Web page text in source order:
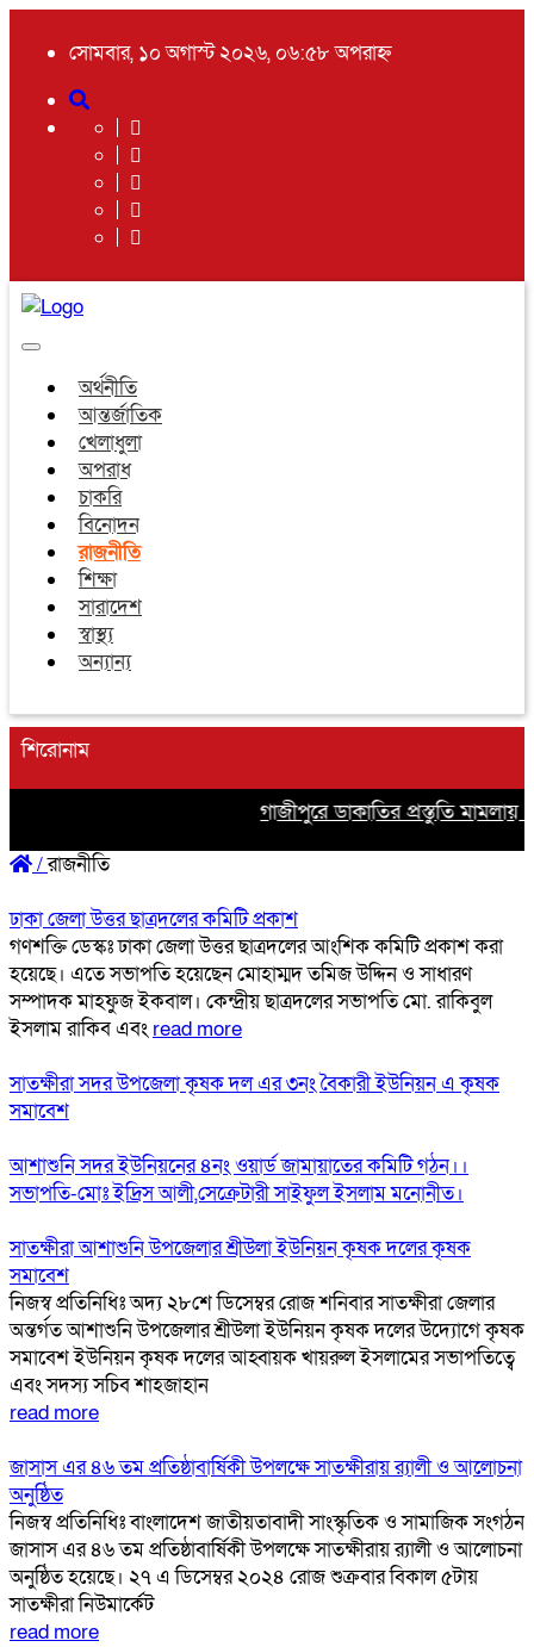
সোমবার, ১০ অগাস্ট ২০২৬, ০৬:৫৮ অপরাহ্ন
Toggle
navigation
অর্থনীতি
আন্তর্জাতিক
খেলাধুলা
অপরাধ
চাকরি
বিনোদন
রাজনীতি
শিক্ষা
সারাদেশ
স্বাস্থ্য
অন্যান্য
শিরোনাম
গাজীপুরে ডাকাতির প্রস্তুতি মামলায় ৩
/রাজনীতি
ঢাকা জেলা উত্তর ছাত্রদলের কমিটি প্রকাশ
গণশক্তি ডেস্কঃ ঢাকা জেলা উত্তর ছাত্রদলের আংশিক কমিটি প্রকাশ করা
হয়েছে। এতে সভাপতি হয়েছেন মোহাম্মদ তমিজ উদ্দিন ও সাধারণ
সম্পাদক মাহফুজ ইকবাল। কেন্দ্রীয় ছাত্রদলের সভাপতি মো. রাকিবুল
ইসলাম রাকিব এবংread more
সাতক্ষীরা সদর উপজেলা কৃষক দল এর ৩নং বৈকারী ইউনিয়ন এ কৃষক
সমাবেশ
আশাশুনি সদর ইউনিয়নের ৪নং ওয়ার্ড জামায়াতের কমিটি গঠন।।
সভাপতি-মোঃ ইদ্রিস আলী,সেক্রেটারী সাইফুল ইসলাম মনোনীত।
সাতক্ষীরা আশাশুনি উপজেলার শ্রীউলা ইউনিয়ন কৃষক দলের কৃষক
সমাবেশ
নিজস্ব প্রতিনিধিঃ অদ্য ২৮শে ডিসেম্বর রোজ শনিবার সাতক্ষীরা জেলার
অন্তর্গত আশাশুনি উপজেলার শ্রীউলা ইউনিয়ন কৃষক দলের উদ্যোগে কৃষক
সমাবেশ ইউনিয়ন কৃষক দলের আহ্বায়ক খায়রুল ইসলামের সভাপতিত্বে
এবং সদস্য সচিব শাহজাহান
read more
জাসাস এর ৪৬ তম প্রতিষ্ঠাবার্ষিকী উপলক্ষে সাতক্ষীরায় র‍্যালী ও আলোচনা
অনুষ্ঠিত
নিজস্ব প্রতিনিধিঃ বাংলাদেশ জাতীয়তাবাদী সাংস্কৃতিক ও সামাজিক সংগঠন
জাসাস এর ৪৬ তম প্রতিষ্ঠাবার্ষিকী উপলক্ষে সাতক্ষীরায় র‍্যালী ও আলোচনা
অনুষ্ঠিত হয়েছে। ২৭ এ ডিসেম্বর ২০২৪ রোজ শুক্রবার বিকাল ৫টায়
সাতক্ষীরা নিউমার্কেট
read more